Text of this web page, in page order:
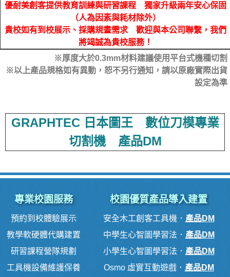
優耐美創客提供教育訓練與研習課程 獨家升級兩年安心保固
（人為因素與耗材除外）
貴校如有到校展示、採購規畫需求 歡迎與本公司聯繫，我們
將竭誠為貴校服務！
※厚度大於0.3mm材料建議使用平台式機種切割
※以上產品規格如有異動，恕不另行通知，請以原廠實際出貨
設定為準
GRAPHTEC 日本圖王 數位刀模專業
切割機 產品DM
專業校園服務
預約到校體驗展示
教學軟硬體代購建置
研習課程營隊規劃
工具機設備維護保養
校園優質產品導入建置
安全木工創客工具機 ． 產品DM
中學生心智圖學習法 ． 產品DM
小學生心智圖學習法 ． 產品DM
Osmo 虛實互動遊戲． 產品DM